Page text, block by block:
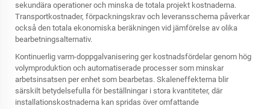
sekundära operationer och minska de totala projekt kostnaderna.
Transportkostnader, förpackningskrav och leveransschema påverkar
också den totala ekonomiska beräkningen vid jämförelse av olika
bearbetningsalternativ.
Kontinuerlig varm-doppgalvanisering ger kostnadsfördelar genom hög
volymproduktion och automatiserade processer som minskar
arbetsinsatsen per enhet som bearbetas. Skaleneffekterna blir
särskilt betydelsefulla för beställningar i stora kvantiteter, där
installationskostnaderna kan spridas över omfattande